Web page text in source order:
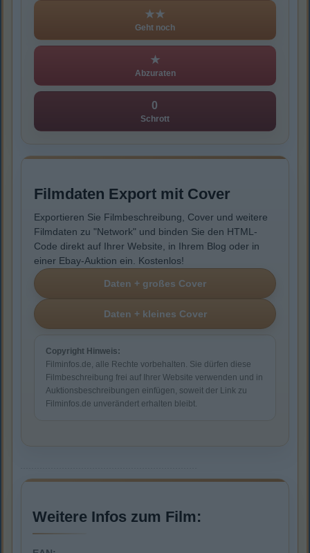
★★
Geht noch
★
Abzuraten
0
Schrott
Filmdaten Export mit Cover
Exportieren Sie Filmbeschreibung, Cover und weitere
Filmdaten zu "Network" und binden Sie den HTML-
Code direkt auf Ihrer Website, in Ihrem Blog oder in
einer Ebay-Auktion ein. Kostenlos!
Copyright Hinweis:
Filminfos.de, alle Rechte vorbehalten. Sie dürfen diese
Filmbeschreibung frei auf Ihrer Website verwenden und in
Auktionsbeschreibungen einfügen, soweit der Link zu
Filminfos.de unverändert erhalten bleibt.
Weitere Infos zum Film: